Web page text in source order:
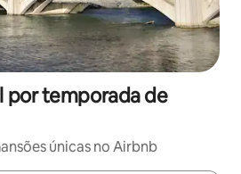
por temporada de
únicas no Airbnb